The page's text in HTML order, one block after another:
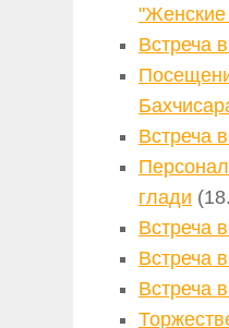
"Женские
Встреча
Встреча
глади
Встреча
Встреча
Встреча